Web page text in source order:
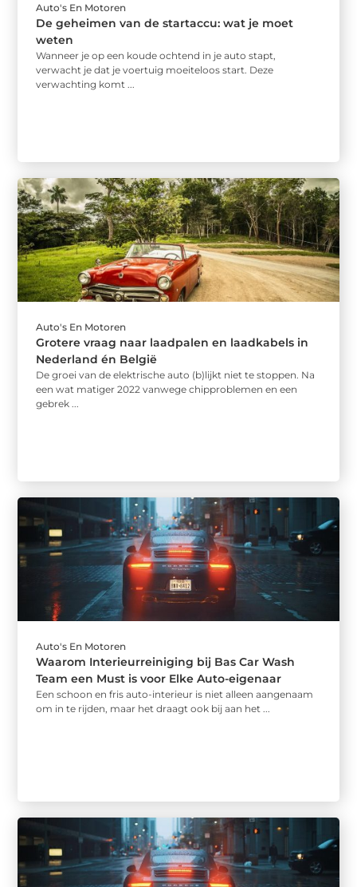
Auto's En Motoren
De geheimen van de startaccu: wat je moet
weten
Wanneer je op een koude ochtend in je auto stapt,
verwacht je dat je voertuig moeiteloos start. Deze
verwachting komt ...
Auto's En Motoren
Grotere vraag naar laadpalen en laadkabels in
Nederland én België
De groei van de elektrische auto (b)lijkt niet te stoppen. Na
een wat matiger 2022 vanwege chipproblemen en een
gebrek ...
Auto's En Motoren
Waarom Interieurreiniging bij Bas Car Wash
Team een Must is voor Elke Auto-eigenaar
Een schoon en fris auto-interieur is niet alleen aangenaam
om in te rijden, maar het draagt ook bij aan het ...